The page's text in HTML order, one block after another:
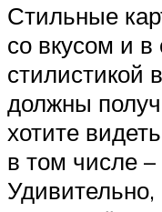
Стильные
со вкусом и в
стилистикой
должны
хотите
в том числе –
Удивительно,